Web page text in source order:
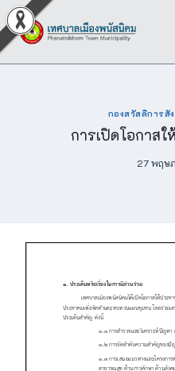
Skip
to
content
กองสวัสดิการสั
การเปิดโอกาส
27 พฤษ